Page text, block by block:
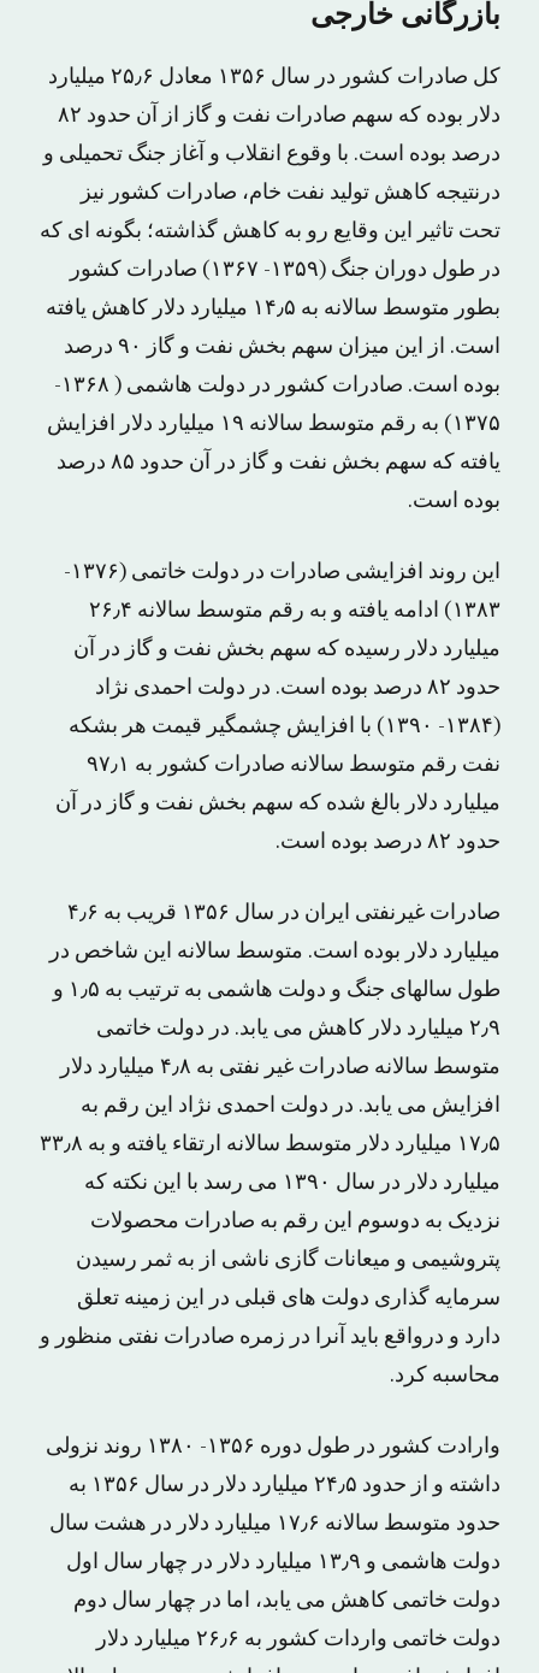
بازرگانی خارجی
کل صادرات کشور در سال ۱۳۵۶ معادل ۲۵٫۶ میلیارد
دلار بوده که سهم صادرات نفت و گاز از آن حدود ۸۲
درصد بوده است. با وقوع انقلاب و آغاز جنگ تحمیلی و
درنتیجه کاهش تولید نفت خام، صادرات کشور نیز
تحت تاثیر این وقایع رو به کاهش گذاشته؛ بگونه ای که
در طول دوران جنگ (۱۳۵۹- ۱۳۶۷) صادرات کشور
بطور متوسط سالانه به ۱۴٫۵ میلیارد دلار کاهش یافته
است. از این میزان سهم بخش نفت و گاز ۹۰ درصد
بوده است. صادرات کشور در دولت هاشمی ( ۱۳۶۸-
۱۳۷۵) به رقم متوسط سالانه ۱۹ میلیارد دلار افزایش
یافته که سهم بخش نفت و گاز در آن حدود ۸۵ درصد
بوده است.
این روند افزایشی صادرات در دولت خاتمی (۱۳۷۶-
۱۳۸۳) ادامه یافته و به رقم متوسط سالانه ۲۶٫۴
میلیارد دلار رسیده که سهم بخش نفت و گاز در آن
حدود ۸۲ درصد بوده است. در دولت احمدی نژاد
(۱۳۸۴- ۱۳۹۰) با افزایش چشمگیر قیمت هر بشکه
نفت رقم متوسط سالانه صادرات کشور به ۹۷٫۱
میلیارد دلار بالغ شده که سهم بخش نفت و گاز در آن
حدود ۸۲ درصد بوده است.
صادرات غیرنفتی ایران در سال ۱۳۵۶ قریب به ۴٫۶
میلیارد دلار بوده است. متوسط سالانه این شاخص در
طول سالهای جنگ و دولت هاشمی به ترتیب به ۱٫۵ و
۲٫۹ میلیارد دلار کاهش می یابد. در دولت خاتمی
متوسط سالانه صادرات غیر نفتی به ۴٫۸ میلیارد دلار
افزایش می یابد. در دولت احمدی نژاد این رقم به
۱۷٫۵ میلیارد دلار متوسط سالانه ارتقاء یافته و به ۳۳٫۸
میلیارد دلار در سال ۱۳۹۰ می رسد با این نکته که
نزدیک به دوسوم این رقم به صادرات محصولات
پتروشیمی و میعانات گازی ناشی از به ثمر رسیدن
سرمایه گذاری دولت های قبلی در این زمینه تعلق
دارد و درواقع باید آنرا در زمره صادرات نفتی منظور و
محاسبه کرد.
وارادت کشور در طول دوره ۱۳۵۶- ۱۳۸۰ روند نزولی
داشته و از حدود ۲۴٫۵ میلیارد دلار در سال ۱۳۵۶ به
حدود متوسط سالانه ۱۷٫۶ میلیارد دلار در هشت سال
دولت هاشمی و ۱۳٫۹ میلیارد دلار در چهار سال اول
دولت خاتمی کاهش می یابد، اما در چهار سال دوم
دولت خاتمی واردات کشور به ۲۶٫۶ میلیارد دلار